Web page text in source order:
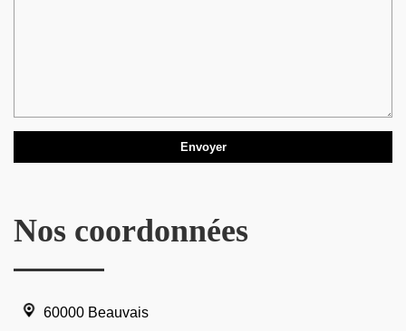
Nos coordonnées
60000 Beauvais